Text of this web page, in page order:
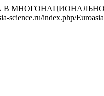
В
science.ru/index.php/